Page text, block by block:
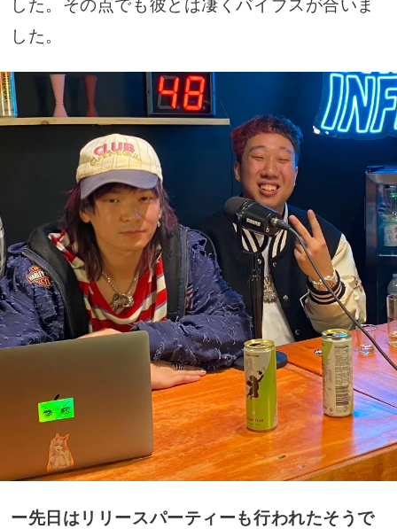
した。その点でも彼とは凄くバイブスが合いま
した。
ー先日はリリースパーティーも行われたそうで